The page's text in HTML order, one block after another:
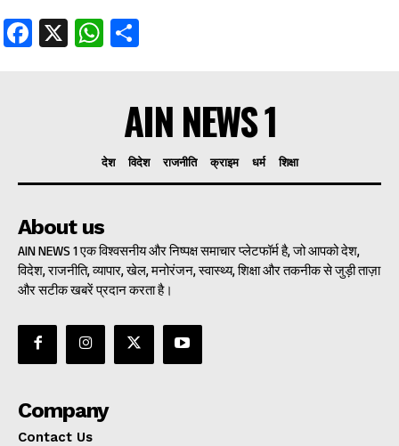
Facebook
X WhatsApp
AIN NEWS 1
देश विदेश राजनीति क्राइम धर्म शिक्षा
About us
AIN NEWS 1 एक विश्वसनीय और निष्पक्ष समाचार प्लेटफॉर्म है, जो आपको देश,
विदेश, राजनीति, व्यापार, खेल, मनोरंजन, स्वास्थ्य, शिक्षा और तकनीक से जुड़ी ताज़ा
और सटीक खबरें प्रदान करता है।
Company
Contact Us